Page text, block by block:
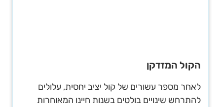
הקול המזדקן
לאחר מספר עשורים של קול יציב יחסית, עלולים
להתרחש שינויים בולטים בשנות חיינו המאוחרות